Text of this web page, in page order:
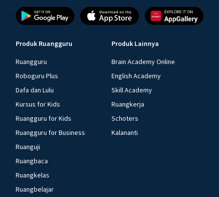
Produk Ruangguru
Ruangguru
Roboguru Plus
Dafa dan Lulu
Kursus for Kids
Ruangguru for Kids
Ruangguru for Business
Ruanguji
Ruangbaca
Ruangkelas
Ruangbelajar
Produk Lainnya
Brain Academy Online
English Academy
Skill Academy
Ruangkerja
Schoters
Kalananti